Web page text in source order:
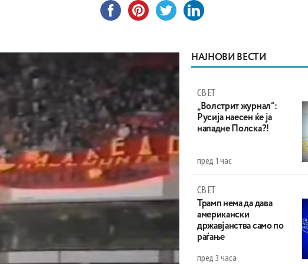
НАЈНОВИ ВЕСТИ
СВЕТ
„Волстрит журнал“:
Русија наесен ќе ја
нападне Полска?!
пред 1 час
СВЕТ
Трамп нема да дава
американски
државјанства само по
раѓање
пред 3 часа